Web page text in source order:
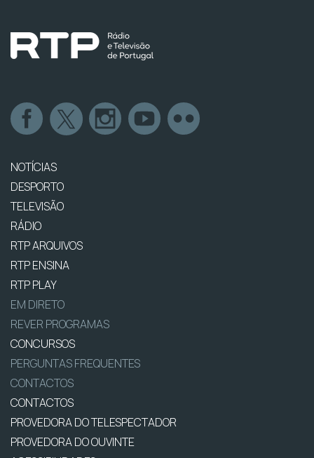
NOTÍCIAS
DESPORTO
TELEVISÃO
RÁDIO
RTP ARQUIVOS
RTP ENSINA
RTP PLAY
EM DIRETO
REVER PROGRAMAS
CONCURSOS
PERGUNTAS FREQUENTES
CONTACTOS
CONTACTOS
PROVEDORA DO TELESPECTADOR
PROVEDORA DO OUVINTE